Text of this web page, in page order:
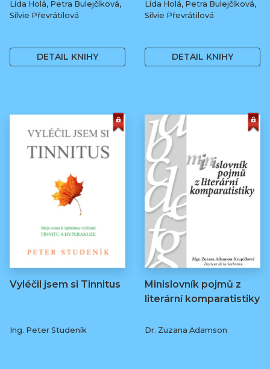
Lída Holá, Petra Bulejčíková,
Silvie Převrátilová
DETAIL KNIHY
Lída Holá, Petra Bulejčíková,
Silvie Převrátilová
DETAIL KNIHY
Vyléčil jsem si Tinnitus
Ing. Peter Studeník
Minislovník pojmů z
literární komparatistiky
Dr. Zuzana Adamson